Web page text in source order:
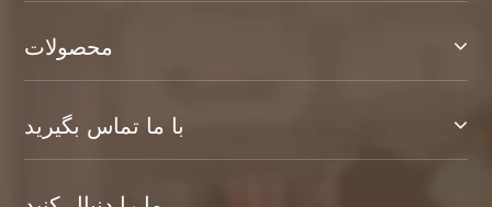
محصولات
با ما تماس بگیرید